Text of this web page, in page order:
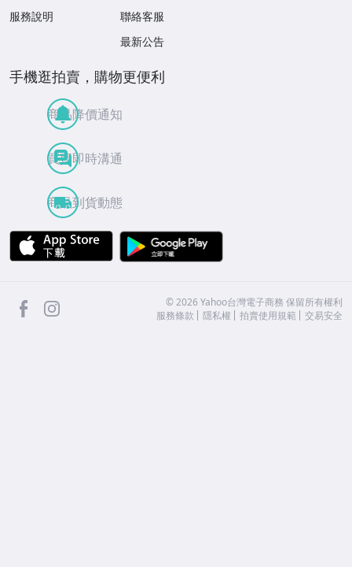
服務說明
聯絡客服
最新公告
手機逛拍賣，購物更便利
商品降價通知
買賣即時溝通
商品到貨動態
APP Store
facebook ©2026 Yahoo台灣電子商務 保留所有權利
服務條款
隱私權 拍賣使用規範 交易安全